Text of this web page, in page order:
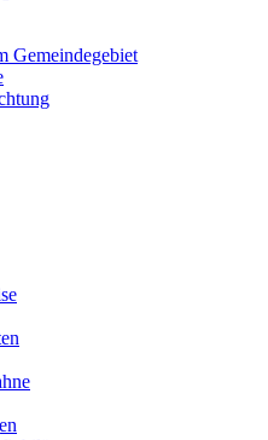
Gemeindegebiet